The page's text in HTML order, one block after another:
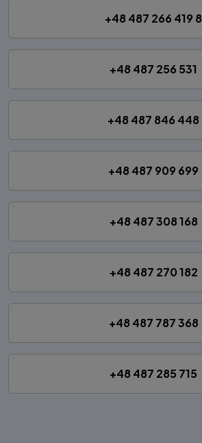
+48 487 266 419 8
+48 487 256 531
+48 487 846 448
+48 487 909 699
+48 487 308 168
+48 487 270 182
+48 487 787 368
+48 487 285 715